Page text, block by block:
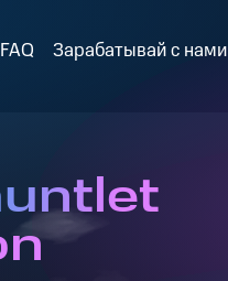
FAQ Зарабатывай с нами